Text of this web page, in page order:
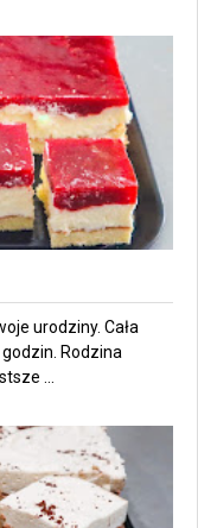
urodziny. Cała
Rodzina
...